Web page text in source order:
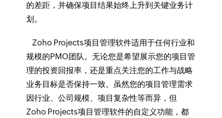
的差距，并确保项目结果始终上升到关键业务计
划。
Zoho Projects项目管理软件适用于任何行业和
规模的PMO团队。无论您是希望展示您的项目管
理的投资回报率，还是重点关注您的工作与战略
业务目标是否保持一致。虽然您的项目管理需求
因行业、公司规模、项目复杂性等而异，但
Zoho Projects项目管理软件的自定义功能，都